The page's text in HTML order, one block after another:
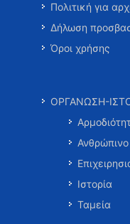
Πολιτική για
Δήλωση
Όροι χρήσης
ΟΡΓΑΝΩΣΗ-
Ιστορία
Ταμεία